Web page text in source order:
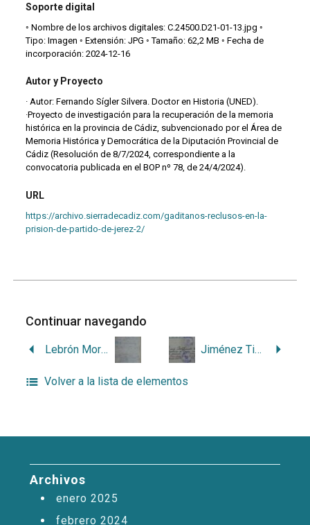
Soporte digital
◦ Nombre de los archivos digitales: C.24500.D21-01-13.jpg ◦
Tipo: Imagen ◦ Extensión: JPG ◦ Tamaño: 62,2 MB ◦ Fecha de
incorporación: 2024-12-16
Autor y Proyecto
· Autor: Fernando Sígler Silvera. Doctor en Historia (UNED).
·Proyecto de investigación para la recuperación de la memoria
histórica en la provincia de Cádiz, subvencionado por el Área de
Memoria Histórica y Democrática de la Diputación Provincial de
Cádiz (Resolución de 8/7/2024, correspondiente a la
convocatoria publicada en el BOP nº 78, de 24/4/2024).
URL
https://archivo.sierradecadiz.com/gaditanos-reclusos-en-la-
prision-de-partido-de-jerez-2/
Continuar navegando
Lebrón Morales, José Jiménez Tinoco, Juan
Volver a la lista de elementos
Archivos
enero 2025
febrero 2024